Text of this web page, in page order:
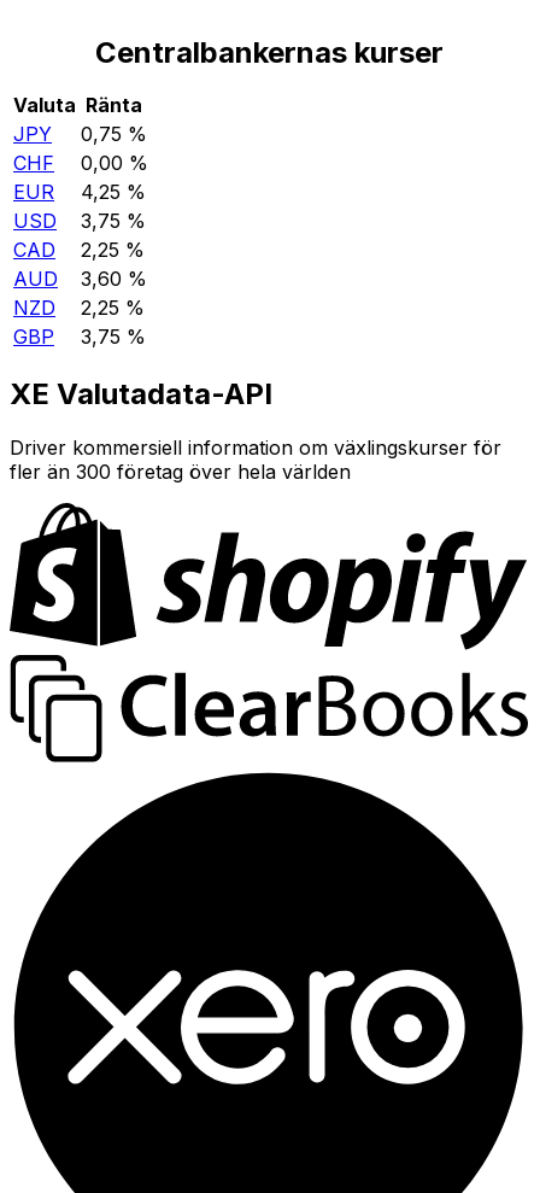
Centralbankernas kurser
Valuta Ränta
JPY
0,75 %
CHF
0,00 %
EUR
4,25 %
USD
3,75 %
CAD
2,25 %
AUD
3,60 %
NZD
2,25 %
GBP
3,75 %
XE Valutadata-API
Driver kommersiell information om växlingskurser för
fler än 300 företag över hela världen